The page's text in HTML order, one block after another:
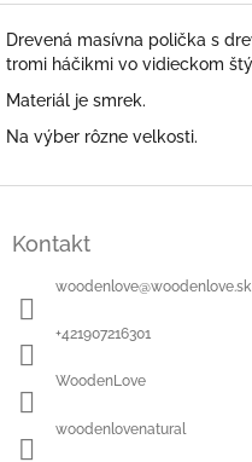
Drevená masívna polička s
tromi háčikmi vo vidieckom
Materiál je smrek.
Na výber rôzne velkosti.
Kontakt
woodenlove@woodenlove.sk
+421907216301
WoodenLove
woodenlovenatural